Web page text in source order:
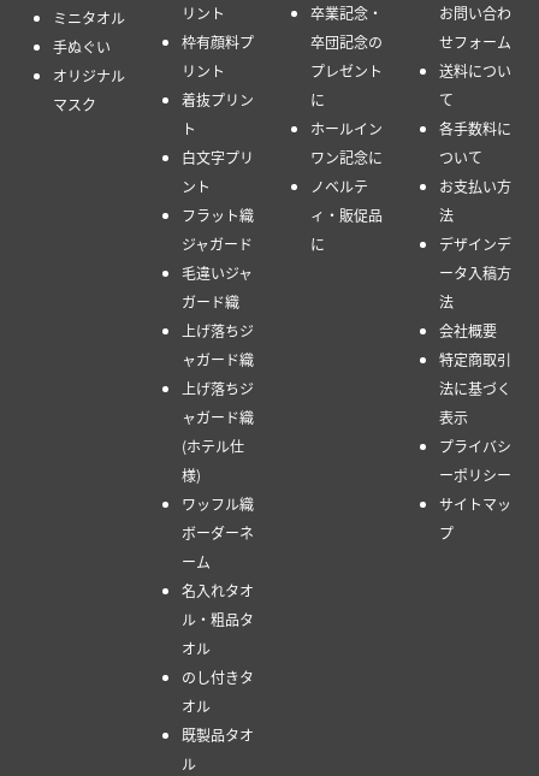
ミニタオル
手ぬぐい
オリジナル
マスク
リント
枠有顔料プ
リント
着抜プリン
ト
白文字プリ
ント
フラット織
ジャガード
毛違いジャ
ガード織
上げ落ちジ
ャガード織
上げ落ちジ
ャガード織
(ホテル仕
様)
ワッフル織
ボーダーネ
ーム
名入れタオ
ル・粗品タ
オル
のし付きタ
オル
既製品タオ
ル
卒業記念・
卒団記念の
プレゼント
に
ホールイン
ワン記念に
ノベルテ
ィ・販促品
に
お問い合わ
せフォーム
送料につい
て
各手数料に
ついて
お支払い方
法
デザインデ
ータ入稿方
法
会社概要
特定商取引
法に基づく
表示
プライバシ
ーポリシー
サイトマッ
プ